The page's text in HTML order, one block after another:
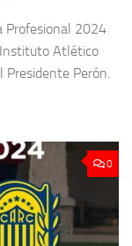
Profesional 2024
Atlético
Perón.
0